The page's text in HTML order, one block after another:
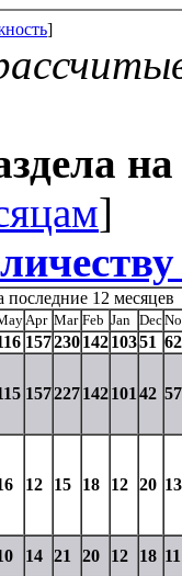
]
]
последние 12 месяцев
Apr Mar Feb Jan Dec
15723014210351 62
157227142101 42 57
12 15 18 12 20 13
14 21 20 12 18 11